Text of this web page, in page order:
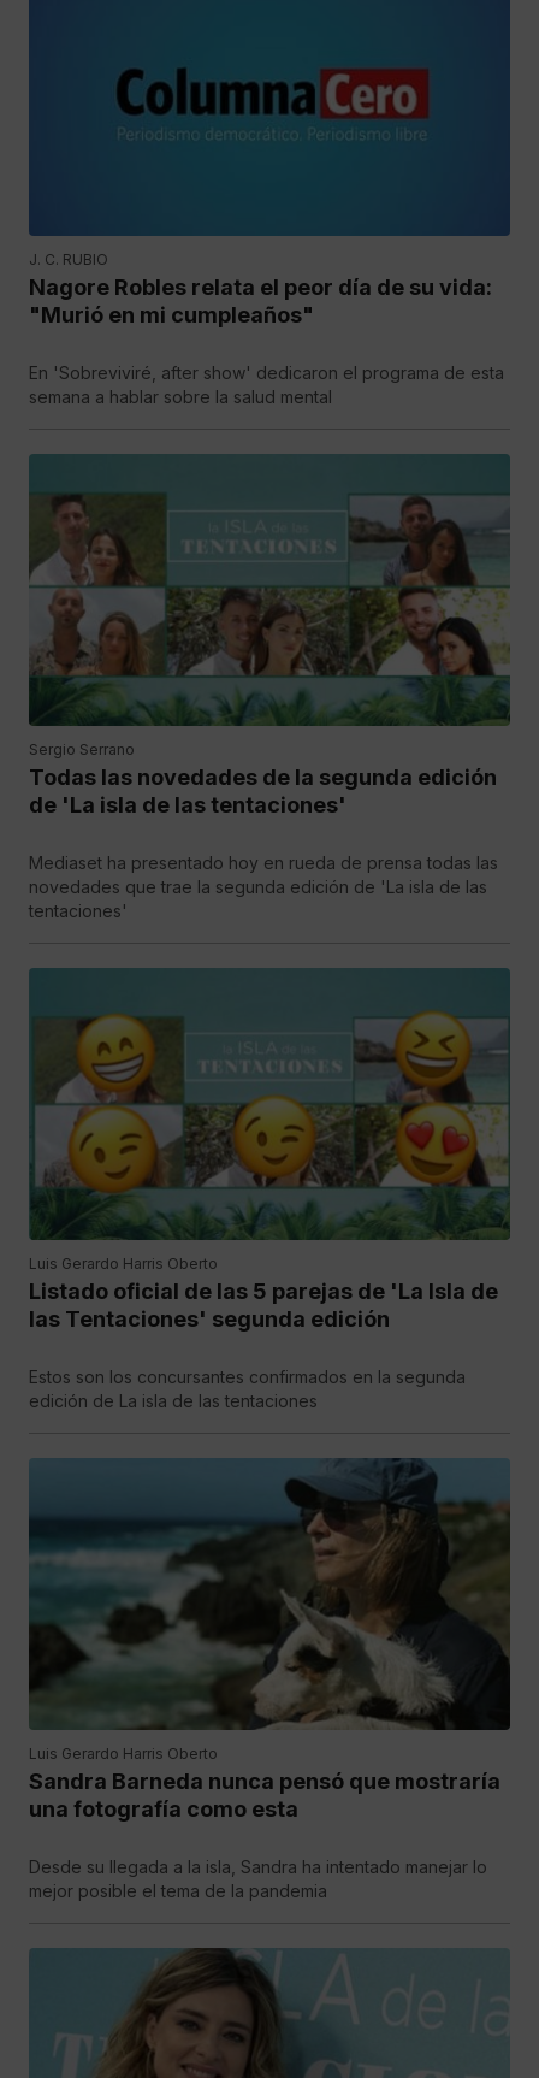
J. C. RUBIO
Nagore Robles relata el peor día de su vida:
"Murió en mi cumpleaños"
En 'Sobreviviré, after show' dedicaron el programa de esta
semana a hablar sobre la salud mental
Sergio Serrano
Todas las novedades de la segunda edición
de 'La isla de las tentaciones'
Mediaset ha presentado hoy en rueda de prensa todas las
novedades que trae la segunda edición de 'La isla de las
tentaciones'
Luis Gerardo Harris Oberto
Listado oficial de las 5 parejas de 'La Isla de
las Tentaciones' segunda edición
Estos son los concursantes confirmados en la segunda
edición de La isla de las tentaciones
Luis Gerardo Harris Oberto
Sandra Barneda nunca pensó que mostraría
una fotografía como esta
Desde su llegada a la isla, Sandra ha intentado manejar lo
mejor posible el tema de la pandemia